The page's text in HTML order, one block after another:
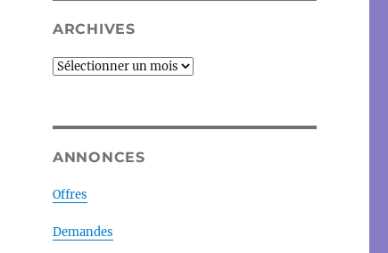
ARCHIVES
Archives
ANNONCES
Offres
Demandes